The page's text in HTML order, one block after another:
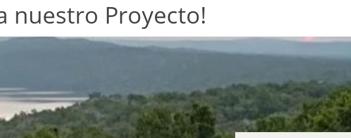
nuestro Proyecto!